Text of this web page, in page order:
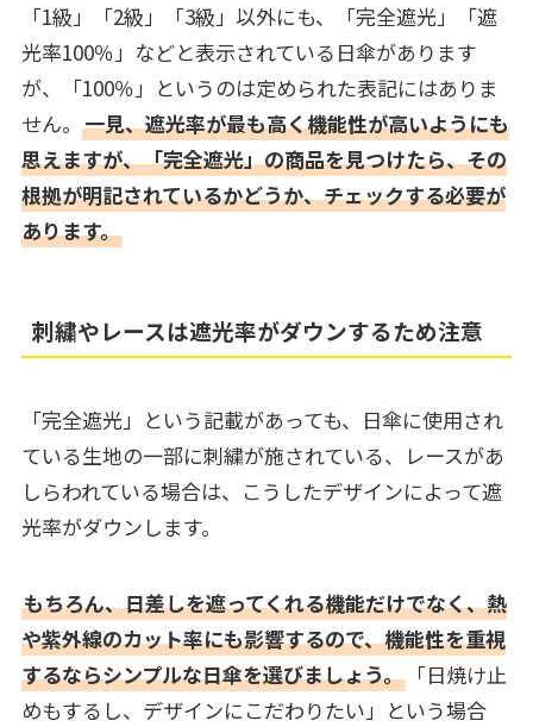
「1級」「2級」「3級」以外にも、「完全遮光」「遮
光率100％」などと表示されている日傘があります
が、「100％」というのは定められた表記にはありま
せん。 一見、遮光率が最も高く機能性が高いようにも
思えますが、「完全遮光」の商品を見つけたら、その
根拠が明記されているかどうか、チェックする必要が
あります。
刺繍やレースは遮光率がダウンするため注意
「完全遮光」という記載があっても、日傘に使用され
ている生地の一部に刺繍が施されている、レースがあ
しらわれている場合は、こうしたデザインによって遮
光率がダウンします。
もちろん、日差しを遮ってくれる機能だけでなく、熱
や紫外線のカット率にも影響するので、機能性を重視
するならシンプルな日傘を選びましょう。「日焼け止
めもするし、デザインにこだわりたい」という場合